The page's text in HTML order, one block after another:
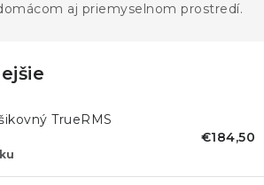
aj priemyselnom prostredí.
TrueRMS
€184,50